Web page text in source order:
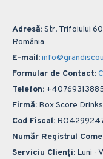
Adresă:Str. Trifoiului
România
E-mail:
Formular de Contact:
Telefon:
Firmă: Box Score
Cod Fiscal:
Număr Registrul
Serviciu Clienți: Luni -